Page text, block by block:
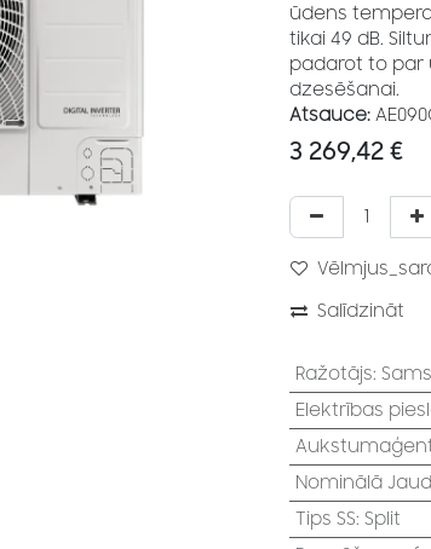
ūdens
tikai 49 dB.
padarot to par
dzesēšanai.
Atsauce:
3 269,42 €
Salīdzināt
Ražotājs:
Elektrības
Nominālā
Tips SS: Split